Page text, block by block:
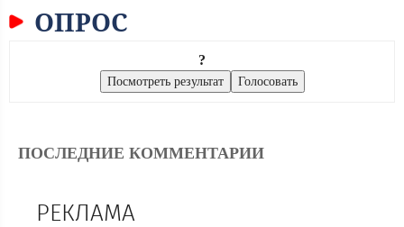
ОПРОС
?
ПОСЛЕДНИЕ КОММЕНТАРИИ
РЕКЛАМА